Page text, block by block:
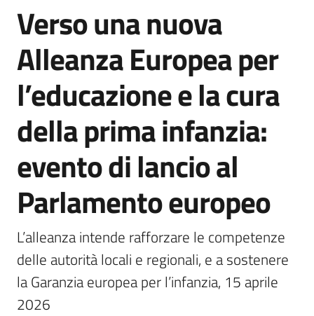
Ambiti
Opportunità
Chi
siamo
Europass
-
Sede
Salta al contenuto
Verso una nuova
Alleanza Europea per
l’educazione e la cura
della prima infanzia:
evento di lancio al
Parlamento europeo
L’alleanza intende rafforzare le competenze
delle autorità locali e regionali, e a sostenere
la Garanzia europea per l’infanzia, 15 aprile
2026